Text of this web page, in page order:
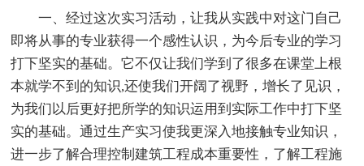
一、经过这次实习活动，让我从实践中对这门自己
即将从事的专业获得一个感性认识，为今后专业的学习
打下坚实的基础。它不仅让我们学到了很多在课堂上根
本就学不到的知识,还使我们开阔了视野，增长了见识，
为我们以后更好把所学的知识运用到实际工作中打下坚
实的基础。通过生产实习使我更深入地接触专业知识，
进一步了解合理控制建筑工程成本重要性，了解工程施